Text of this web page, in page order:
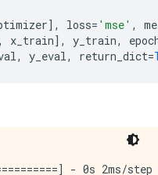
10]
10]
10]
10]
: 0.54029s
at 2022-01-29-
at 2022-01-29-
], loss= 'mse' ,
, x_train], y_train,
, y_eval, return_dict=
- 0s